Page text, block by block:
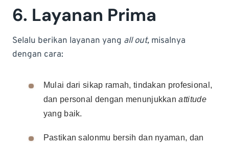
6. Layanan Prima
Selalu berikan layanan yang all out, misalnya
dengan cara:
Mulai dari sikap ramah, tindakan profesional,
dan personal dengan menunjukkanattitude
yang baik.
Pastikan salonmu bersih dan nyaman, dan